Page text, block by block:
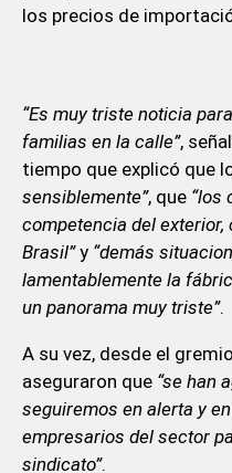
los precios de
“Es muy triste noticia
familias en la calle”,
tiempo que explicó que
sensiblemente”, que “los
competencia del
Brasil”y “demás
lamentablemente la
un panorama muy triste”.
A su vez, desde el
aseguraron que “se han
seguiremos en alerta y
empresarios del sector
sindicato”.